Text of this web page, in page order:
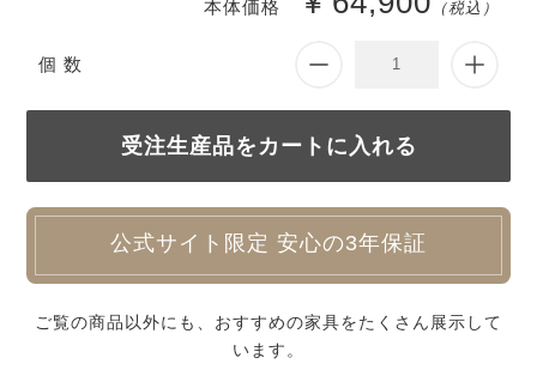
個 数
本体価格 （税込）
公式サイト限定 安心の3年保証
ご覧の商品以外にも、おすすめの家具をたくさん展示して
います。